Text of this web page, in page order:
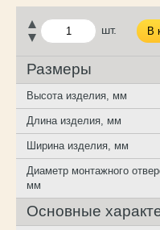
шт. В
Размеры
Высота изделия, мм
Длина изделия, мм
Ширина изделия, мм
Диаметр монтажного
мм
Основные